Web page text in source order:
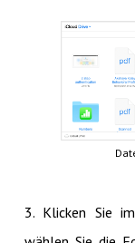
3. Klicken Sie